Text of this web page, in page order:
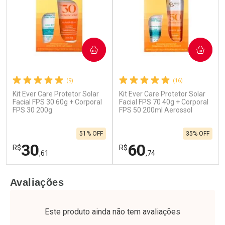
Ativar Desconto
Comprar sem Desconto
Ativar Desconto
Comprar sem Desconto
(9)
Kit Ever Care Protetor Solar
Facial FPS 30 60g + Corporal
FPS 30 200g
R$30,61
51% OFF
COMPRAR
Laboratório
Por Menos
(16)
Kit Ever Care Protetor Solar
Facial FPS 70 40g + Corporal
FPS 50 200ml Aerossol
R$60,74
35% OFF
COMPRAR
Laboratório
Por Menos
Avaliações
Este produto ainda não tem avaliações